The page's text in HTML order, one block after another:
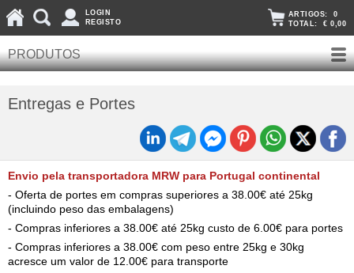
LOGIN
REGISTO
ARTIGOS: 0
TOTAL: € 0,00
PRODUTOS
Entregas e Portes
Envio pela transportadora MRW para Portugal continental
- Oferta de portes em compras superiores a 38.00€ até 25kg
(incluindo peso das embalagens)
- Compras inferiores a 38.00€ até 25kg custo de 6.00€ para portes
- Compras inferiores a 38.00€ com peso entre 25kg e 30kg
acresce um valor de 12.00€ para transporte